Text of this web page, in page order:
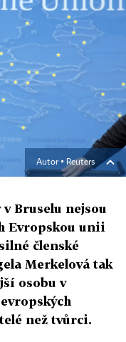
Autor ▪ Reuters
v Bruselu nejsou
Evropskou unii
členské
Merkelová tak
osobu v
než tvůrci.